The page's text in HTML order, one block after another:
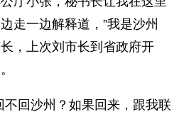
走一边解释道，”我是沙州
，上次刘市长到省政府开
不回沙州？如果回来，跟我联